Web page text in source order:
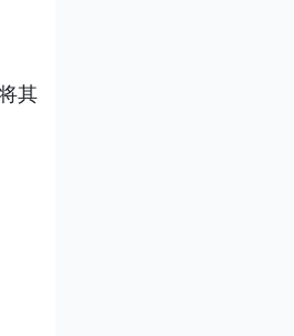
其